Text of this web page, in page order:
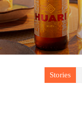
Stories